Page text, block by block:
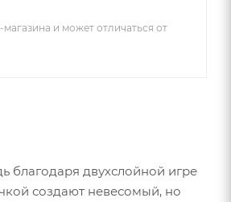
и может отличаться от
благодаря двухслойной игре
создают невесомый, но